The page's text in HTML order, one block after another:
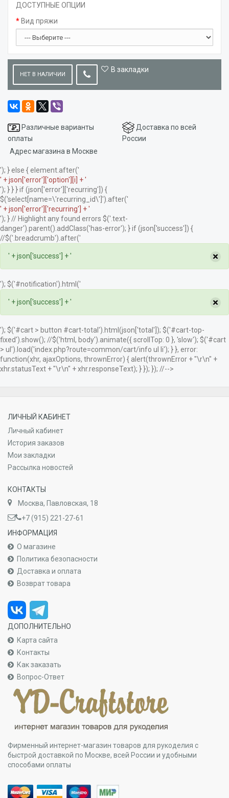
ДОСТУПНЫЕ ОПЦИИ
Вид пряжи
НЕТ В НАЛИЧИИ
В закладки
Различные варианты
оплаты
Доставка по всей
России
Адрес магазина в Москве
'); } else { element.after('
' + json['error']['option'][i] + '
'); } } } if (json['error']['recurring']) {
$('select[name=\'recurring_id\']').after('
' + json['error']['recurring'] + '
'); } // Highlight any found errors $('.text-
danger').parent().addClass('has-error'); } if (json['success']) {
//$('.breadcrumb').after('
' + json['success'] + ' ×
'); $('#notification').html('
' + json['success'] + ' ×
'); $('#cart > button #cart-total').html(json['total']); $('#cart-top-
fixed').show(); //$('html, body').animate({ scrollTop: 0 }, 'slow'); $('#cart
> ul').load('index.php?route=common/cart/info ul li'); } }, error:
function(xhr, ajaxOptions, thrownError) { alert(thrownError + "\r\n" +
xhr.statusText + "\r\n" + xhr.responseText); } }); }); //-->
ЛИЧНЫЙ КАБИНЕТ
Личный кабинет
История заказов
Мои закладки
Рассылка новостей
КОНТАКТЫ
Москва, Павловская, 18
+7 (915) 221-27-61
ИНФОРМАЦИЯ
О магазине
Политика безопасности
Доставка и оплата
Возврат товара
ДОПОЛНИТЕЛЬНО
Карта сайта
Контакты
Как заказать
Вопрос-Ответ
Фирменный интернет-магазин товаров для рукоделия с
быстрой доставкой по Москве, всей России и удобными
способами оплаты